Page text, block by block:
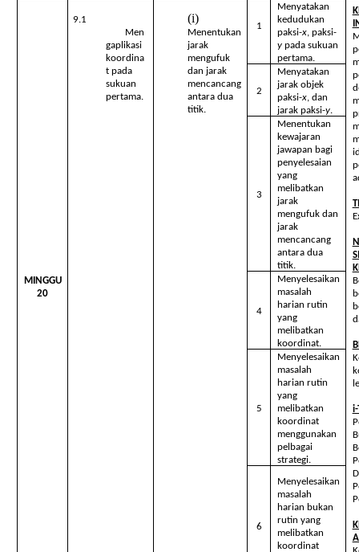
MINGGU
20
9.1
Men
gaplikasi
koordina
t pada
sukuan
pertama.
Menentukan
jarak
mengufuk
dan jarak
mencancang
antara dua
titik.
1
Menyatakan
kedudukan
paksi-x, paksi-
y pada sukuan
pertama.
i-
2
Menyatakan
jarak objek
paksi-x, dan
jarak paksi-y.
3
Menentukan
kewajaran
jawapan bagi
penyelesaian
yang
melibatkan
jarak
mengufuk dan
jarak
mencancang
antara dua
titik.
4
Menyelesaikan
masalah
harian rutin
yang
melibatkan
koordinat.
5
Menyelesaikan
masalah
harian rutin
yang
melibatkan
koordinat
menggunakan
pelbagai
strategi.
6
Menyelesaikan
masalah
harian bukan
rutin yang
melibatkan
koordinat